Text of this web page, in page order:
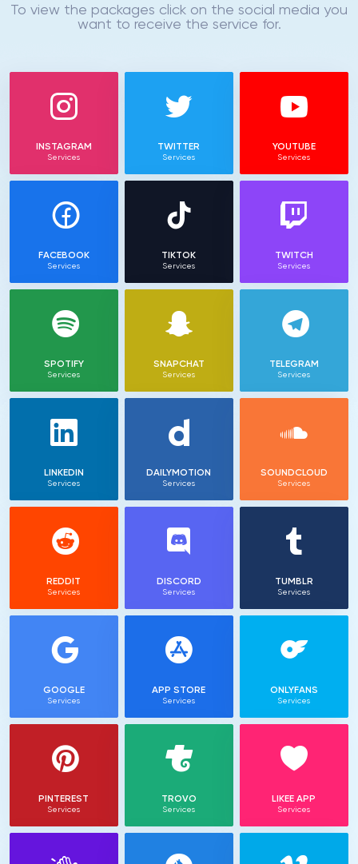
To view the packages click on the social media you
want to receive the service for.
INSTAGRAM
Services
TWITTER
Services
YOUTUBE
Services
FACEBOOK
Services
TIKTOK
Services
TWITCH
Services
SPOTIFY
Services
SNAPCHAT
Services
TELEGRAM
Services
LINKEDIN
Services
DAILYMOTION
Services
SOUNDCLOUD
Services
REDDIT
Services
DISCORD
Services
TUMBLR
Services
GOOGLE
Services
APP STORE
Services
ONLYFANS
Services
PINTEREST
Services
TROVO
Services
LIKEE APP
Services